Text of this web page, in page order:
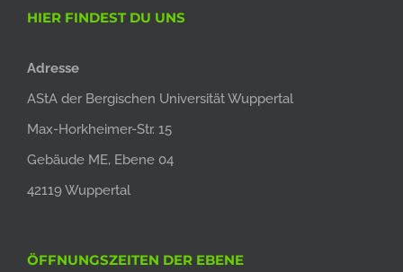
HIER FINDEST DU UNS
Adresse
AStA der Bergischen Universität Wuppertal
Max-Horkheimer-Str. 15
Gebäude ME, Ebene 04
42119 Wuppertal
ÖFFNUNGSZEITEN DER EBENE